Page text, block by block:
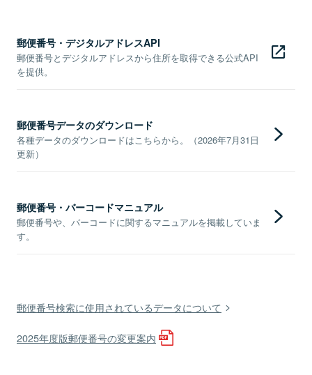
郵便番号・デジタルアドレスAPI
郵便番号とデジタルアドレスから住所を取得できる公式API
を提供。
郵便番号データのダウンロード
各種データのダウンロードはこちらから。（2026年7月31日
更新）
郵便番号・バーコードマニュアル
郵便番号や、バーコードに関するマニュアルを掲載していま
す。
郵便番号検索に使用されているデータについて
2025年度版郵便番号の変更案内